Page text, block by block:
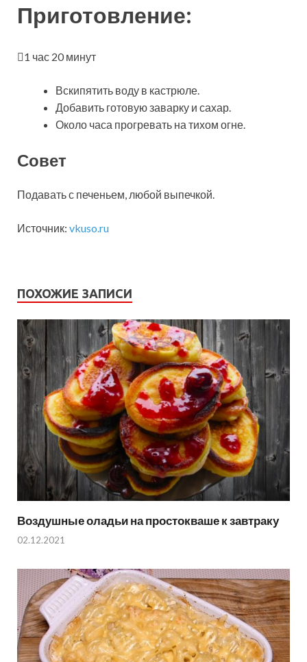
Приготовление:
1 час 20 минут
Вскипятить воду в кастрюле.
Добавить готовую заварку и сахар.
Около часа прогревать на тихом огне.
Совет
Подавать с печеньем, любой выпечкой.
Источник: vkuso.ru
ПОХОЖИЕ ЗАПИСИ
Воздушные оладьи на простокваше к завтраку
02.12.2021